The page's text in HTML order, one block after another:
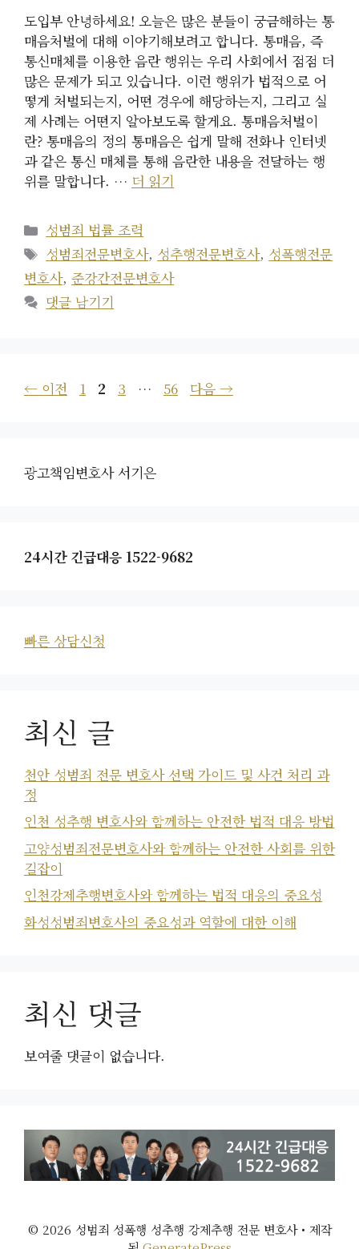
도입부 안녕하세요! 오늘은 많은 분들이 궁금해하는 통
매음처벌에 대해 이야기해보려고 합니다. 통매음, 즉
통신매체를 이용한 음란 행위는 우리 사회에서 점점 더
많은 문제가 되고 있습니다. 이런 행위가 법적으로 어
떻게 처벌되는지, 어떤 경우에 해당하는지, 그리고 실
제 사례는 어떤지 알아보도록 할게요. 통매음처벌이
란? 통매음의 정의 통매음은 쉽게 말해 전화나 인터넷
과 같은 통신 매체를 통해 음란한 내용을 전달하는 행
위를 말합니다. … 더 읽기
카
테
고
리
성범죄 법률 조력
태
그
성범죄전문변호사, 성추행전문변호사, 성폭행전문
변호사, 준강간전문변호사
댓글 남기기
← 이전
페
1
페
2
페
3 …
페
56 다음 →
광고책임변호사 서기은
24시간 긴급대응 1522-9682
빠른 상담신청
최신 글
천안 성범죄 전문 변호사 선택 가이드 및 사건 처리 과
정
인천 성추행 변호사와 함께하는 안전한 법적 대응 방법
고양성범죄전문변호사와 함께하는 안전한 사회를 위한
길잡이
인천강제추행변호사와 함께하는 법적 대응의 중요성
화성성범죄변호사의 중요성과 역할에 대한 이해
최신 댓글
보여줄 댓글이 없습니다.
© 2026 성범죄 성폭행 성추행 강제추행 전문 변호사• 제작